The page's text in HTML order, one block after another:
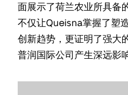
面展示了荷兰农业所具备
不仅让Queisna掌握了塑
创新趋势，更证明了强大
普润国际公司产生深远影